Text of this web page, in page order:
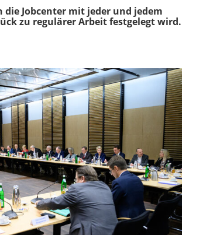
Jobcenter mit jeder und jedem
zu regulärer Arbeit festgelegt wird.